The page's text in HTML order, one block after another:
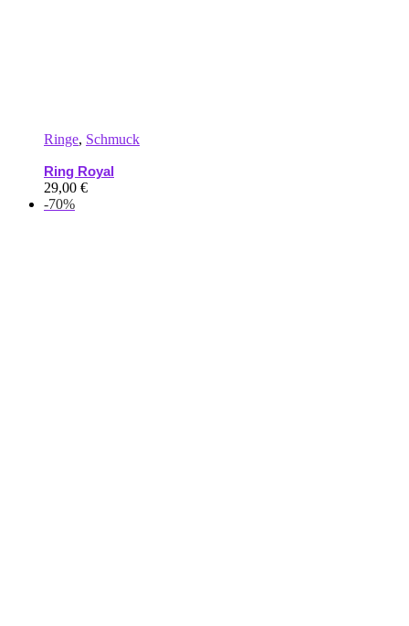
Ringe, Schmuck
Ring Royal
29,00 €
-70%